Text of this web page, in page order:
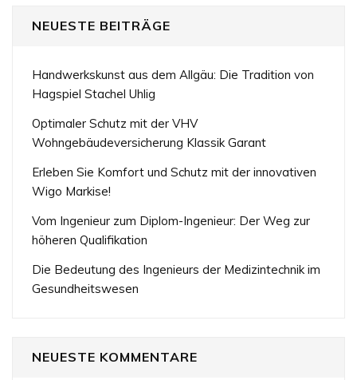
NEUESTE BEITRÄGE
Handwerkskunst aus dem Allgäu: Die Tradition von
Hagspiel Stachel Uhlig
Optimaler Schutz mit der VHV
Wohngebäudeversicherung Klassik Garant
Erleben Sie Komfort und Schutz mit der innovativen
Wigo Markise!
Vom Ingenieur zum Diplom-Ingenieur: Der Weg zur
höheren Qualifikation
Die Bedeutung des Ingenieurs der Medizintechnik im
Gesundheitswesen
NEUESTE KOMMENTARE